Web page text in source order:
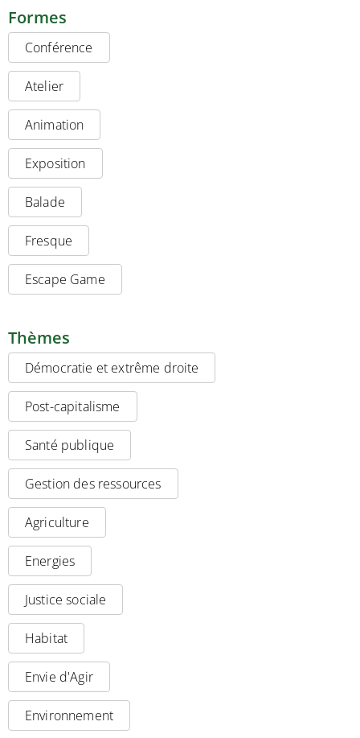
Formes
Conférence
Atelier
Animation
Exposition
Balade
Fresque
Escape Game
Thèmes
Démocratie et extrême droite
Post-capitalisme
Santé publique
Gestion des ressources
Agriculture
Energies
Justice sociale
Habitat
Envie d'Agir
Environnement